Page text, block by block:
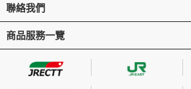
聯絡我們
商品服務一覽